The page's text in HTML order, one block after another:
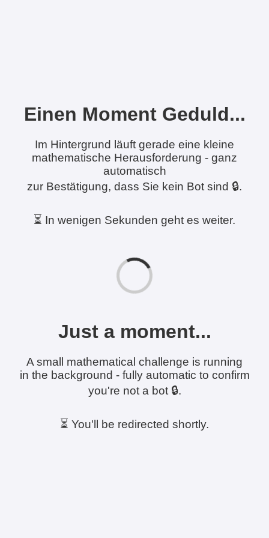
Einen Moment Geduld...
Im Hintergrund läuft gerade eine kleine
mathematische Herausforderung - ganz
automatisch
zur Bestätigung, dass Sie kein Bot sind 🔒.
⏳ In wenigen Sekunden geht es weiter.
Just a moment...
A small mathematical challenge is running
in the background - fully automatic to confirm
you're not a bot 🔒.
⏳ You'll be redirected shortly.